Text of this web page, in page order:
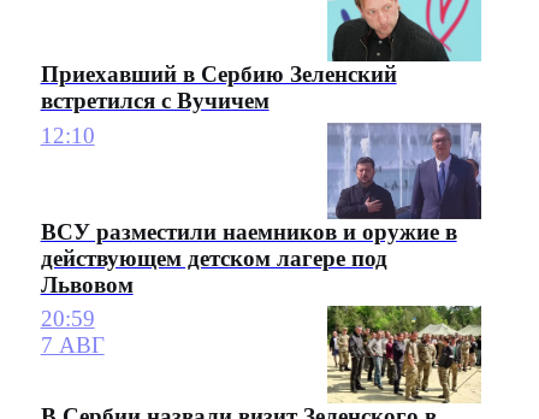
Приехавший в Сербию Зеленский
встретился с Вучичем
12:10
ВСУ разместили наемников и оружие в
действующем детском лагере под
Львовом
20:59
7 АВГ